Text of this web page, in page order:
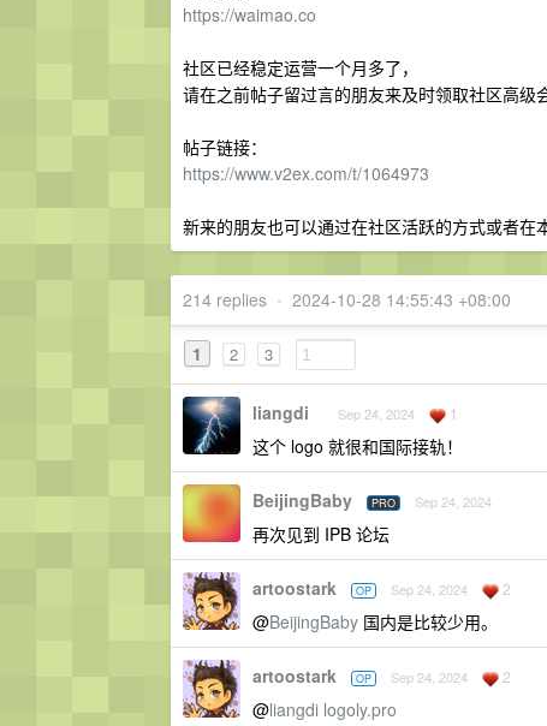
https://waimao.co
社区已经稳定运营一个月多了，
请在之前帖子留过言的朋友来及时领取社区高级
帖子链接：
https://www.v2ex.com/t/1064973
新来的朋友也可以通过在社区活跃的方式或者在
214 replies • 2024-10-28 14:55:43 +08:00
1 2 3
liangdi Sep 24, 2024 1
这个 logo 就很和国际接轨！
BeijingBaby PRO Sep 24, 2024
再次见到 IPB 论坛
artoostark OP Sep 24, 2024 2
@BeijingBaby 国内是比较少用。
artoostark OP Sep 24, 2024 2
@liangdi logoly.pro